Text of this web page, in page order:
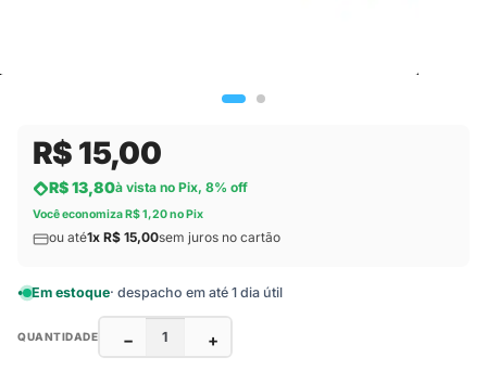
R$ 15,00
R$ 13,80à vista no Pix, 8% off
Você economiza R$ 1,20 no Pix
ou até1x R$ 15,00sem juros no cartão
Em estoque· despacho em até 1 dia útil
QUANTIDADE − +